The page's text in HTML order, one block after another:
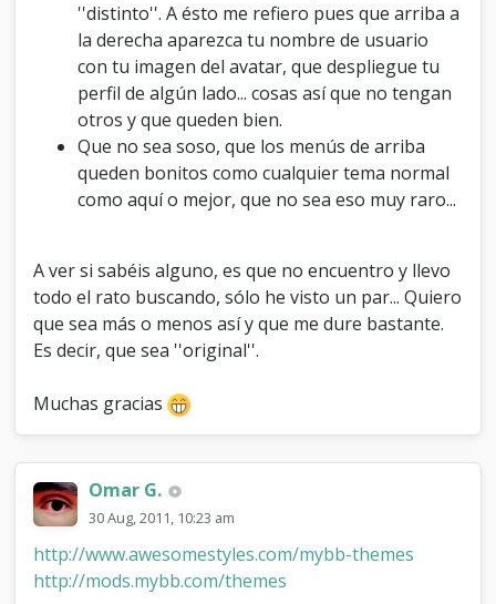
''distinto''. A ésto me refiero pues que arriba a
la derecha aparezca tu nombre de usuario
con tu imagen del avatar, que despliegue tu
perfil de algún lado... cosas así que no tengan
otros y que queden bien.
Que no sea soso, que los menús de arriba
queden bonitos como cualquier tema normal
como aquí o mejor, que no sea eso muy raro...
A ver si sabéis alguno, es que no encuentro y llevo
todo el rato buscando, sólo he visto un par... Quiero
que sea más o menos así y que me dure bastante.
Es decir, que sea ''original''.
Muchas gracias
Omar G.
30 Aug, 2011, 10:23 am
http://www.awesomestyles.com/mybb-themes
http://mods.mybb.com/themes